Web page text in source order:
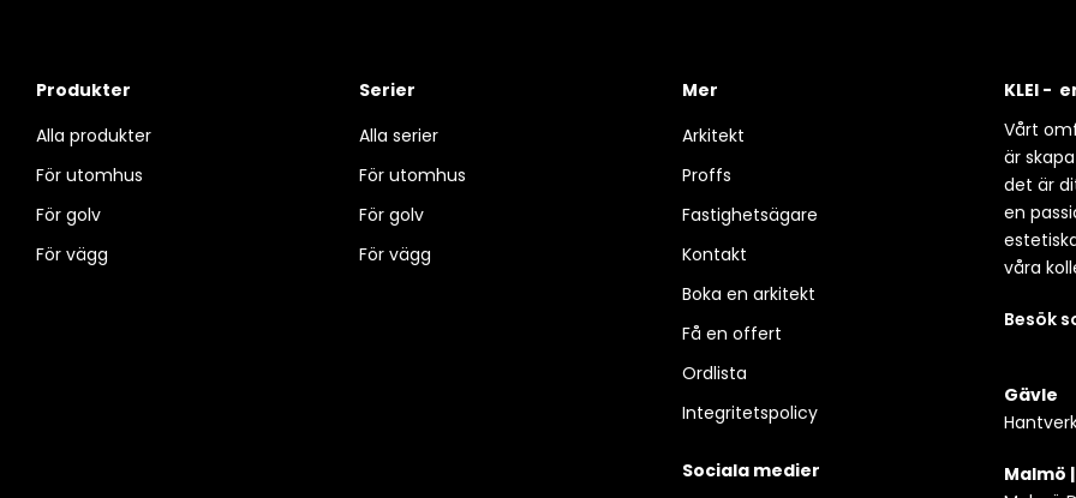
Produkter
Alla produkter
För utomhus
För golv
För vägg
Serier
Alla serier
För utomhus
För golv
För vägg
Mer
Arkitekt
Proffs
Fastighetsägare
Kontakt
Boka en arkitekt
Få en offert
Ordlista
Integritetspolicy
Sociala medier
KLEI -
Vårt
är
det är
en
våra
Besök
Gävle
Malmö